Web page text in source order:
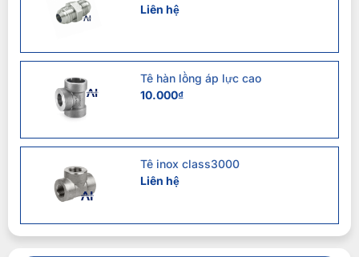
Liên hệ
Tê hàn lồng áp lực cao
10.000₫
Tê inox class3000
Liên hệ